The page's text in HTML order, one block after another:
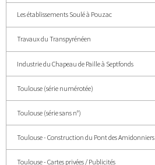
Les établissements Soulé à Pouzac
Travaux du Transpyrénéen
Industrie du Chapeau de Paille à Septfonds
Toulouse (série numérotée)
Toulouse (série sans n°)
Toulouse - Construction du Pont des Amidonniers
Toulouse - Cartes privées / Publicités